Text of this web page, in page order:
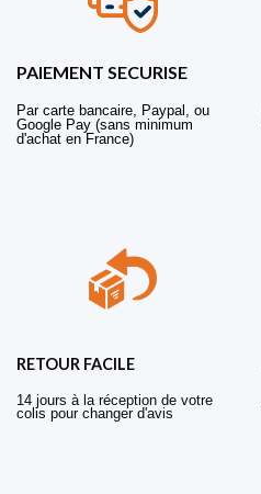
PAIEMENT SECURISE
Par carte bancaire, Paypal, ou
Google Pay (sans minimum
d'achat en France)
RETOUR FACILE
14 jours à la réception de votre
colis pour changer d'avis